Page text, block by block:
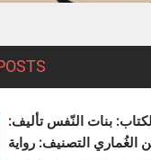
بنات النّفس تأليف:
الغُماري التصنيف: رواية